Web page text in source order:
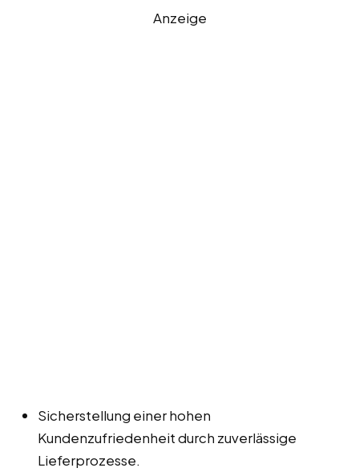
Anzeige
Sicherstellung einer hohen
Kundenzufriedenheit durch zuverlässige
Lieferprozesse.